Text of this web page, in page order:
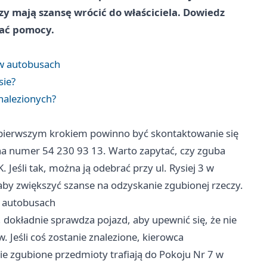
mają szansę wrócić do właściciela. Dowiedz
pomocy.
autobusach
krokiem powinno być skontaktowanie się
numer 54 230 93 13. Warto zapytać, czy zguba
Jeśli tak, można ją odebrać przy ul. Rysiej 3 w
zwiększyć szanse na odzyskanie zgubionej rzeczy.
sprawdza pojazd, aby upewnić się, że nie
Jeśli coś zostanie znalezione, kierowca
zgubione przedmioty trafiają do Pokoju Nr 7 w